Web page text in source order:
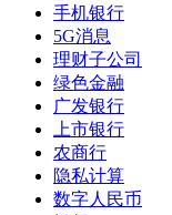
手机银行
5G消息
理财子公司
绿色金融
广发银行
上市银行
农商行
隐私计算
数字人民币